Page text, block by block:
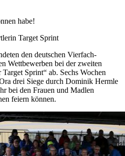
habe!
Target Sprint
den deutschen Vierfach-
Wettbewerben bei der zweiten
Sprint“ ab. Sechs Wochen
drei Siege durch Dominik Hermle
bei den Frauen und Madlen
feiern können.